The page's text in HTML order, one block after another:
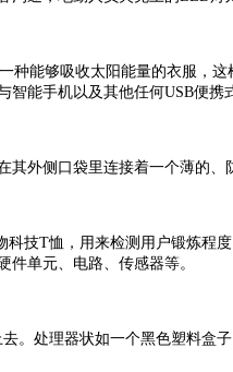
种能够吸收太阳能量的衣服
智能手机以及其他任何USB便
其外侧口袋里连接着一个薄的、
科技T恤，用来检测用户锻炼
件单元、电路、传感器等。
。处理器状如一个黑色塑料盒